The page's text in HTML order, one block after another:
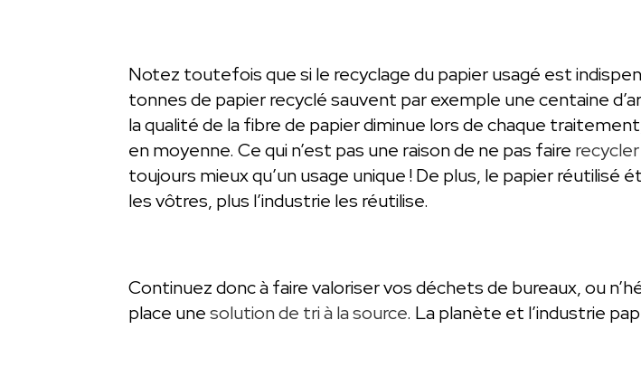
Notez toutefois que si le recyclage du papier usagé est
tonnes de papier recyclé sauvent par exemple une centaine
la qualité de la fibre de papier diminue lors de chaque
en moyenne. Ce qui n’est pas une raison de ne pas faire
toujours mieux qu’un usage unique ! De plus, le papier
les vôtres, plus l’industrie les réutilise.
Continuez donc à faire valoriser vos déchets de bureaux, ou
place unesolution de tri à la source. La planète et l’industrie